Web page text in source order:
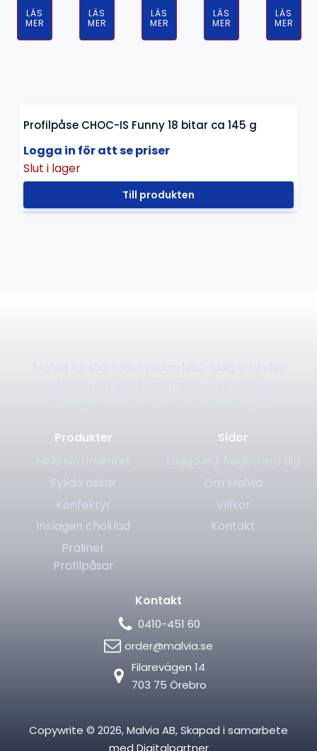
LÄS
MER
LÄS
MER
LÄS
MER
LÄS
MER
LÄS
MER
Profilpåse CHOC-IS Funny 18 bitar ca 145 g
Logga in för att se priser
Slut i lager
Till produkten
Produkter
Hela sortimentet
Fyllda askar
Konfektyr
Inslagen choklad
Praliner
Profilpåsar
Sidor
Logga in / Registrera dig
Om Malvia
Villkor
Kontakt
Kontakt
0410-451 60
order@malvia.se
Filarevägen 14
703 75 Örebro
Copywrite © 2026, Malvia AB, Skapad i samarbete